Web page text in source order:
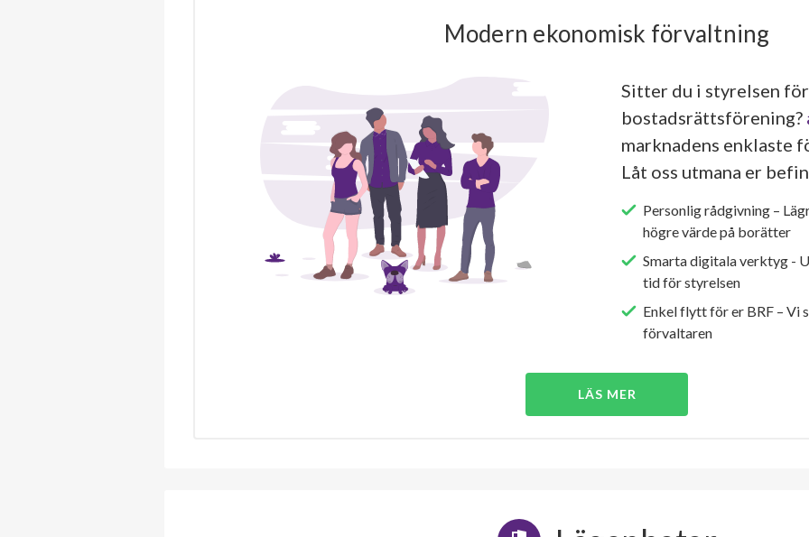
Modern ekonomisk förvaltning
Sitter du i styrelsen
bostadsrättsförening?
marknadens enklaste
Låt oss utmana er
Personlig rådgivning –
högre värde på borätter
Smarta digitala verktyg -
tid för styrelsen
Enkel flytt för er BRF – Vi
förvaltaren
LÄS MER